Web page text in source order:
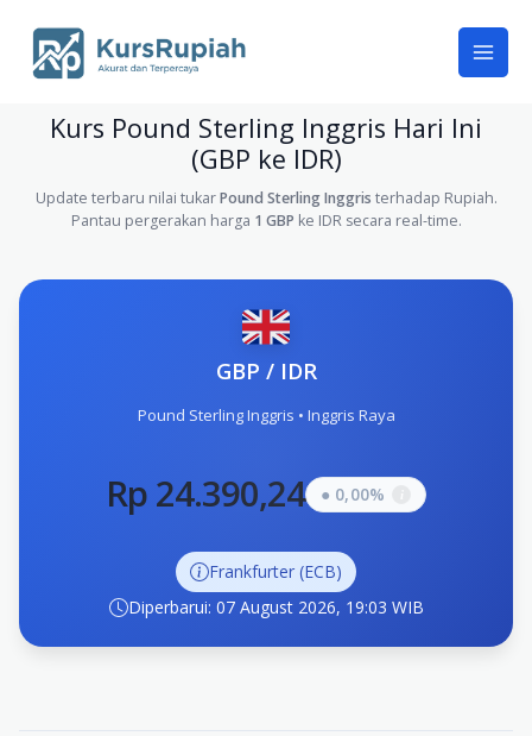
content
Kurs Pound Sterling Inggris Hari Ini
(GBP ke IDR)
Update terbaru nilai tukarPound Sterling Inggris terhadap Rupiah.
Pantau pergerakan harga 1 GBP ke IDR secara real-time.
GBP / IDR
Pound Sterling Inggris • Inggris Raya
Rp 24.390,24 ● 0,00%
Frankfurter (ECB)
Diperbarui: 07 August 2026, 19:03 WIB